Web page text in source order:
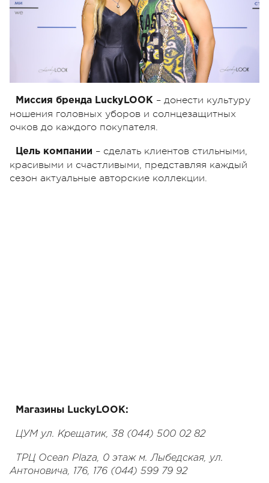
Миссия бренда LuckyLOOK – донести культуру
ношения головных уборов и солнцезащитных
очков до каждого покупателя.
Цель компании – сделать клиентов стильными,
красивыми и счастливыми, представляя каждый
сезон актуальные авторские коллекции.
Магазины LuckyLOOK:
ЦУМ ул. Крещатик, 38 (044) 500 02 82
ТРЦ Ocean Plaza, 0 этаж м. Лыбедская, ул.
Антоновича, 176, 176 (044) 599 79 92